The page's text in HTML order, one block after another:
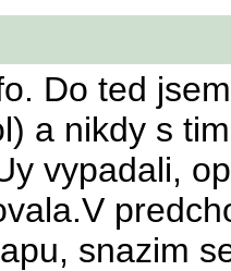
Do ted
a nikdy s
vypadali,
snazim